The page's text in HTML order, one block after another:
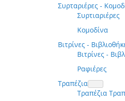
Συρταριέρες -
Συρτιαριέρες
Κομοδίνα
Βιτρίνες -
Βιτρίνες -
Ραφιέρες
Τραπέζια
Τραπέζια